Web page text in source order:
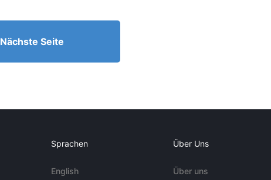
Nächste Seite
Sprachen
English
Über Uns
Über uns